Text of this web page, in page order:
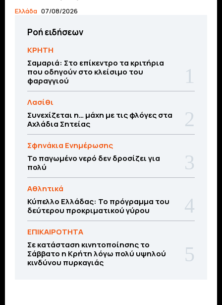
Ελλάδα 07/08/2026
Ροή ειδήσεων
ΚΡΗΤΗ
Σαμαριά: Στο επίκεντρο τα κριτήρια
που οδηγούν στο κλείσιμο του
φαραγγιού
Λασίθι
Συνεχίζεται η… μάχη με τις φλόγες στα
Αχλάδια Σητείας
Σφηνάκια Ενημέρωσης
Το παγωμένο νερό δεν δροσίζει για
πολύ
Αθλητικά
Κύπελλο Ελλάδας: Το πρόγραμμα του
δεύτερου προκριματικού γύρου
ΕΠΙΚΑΙΡΟΤΗΤΑ
Σε κατάσταση κινητοποίησης το
Σάββατο η Κρήτη λόγω πολύ υψηλού
κινδύνου πυρκαγιάς